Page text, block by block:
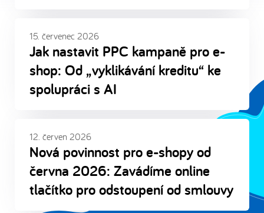
Jak nastavit PPC kampaně pro e-
shop: Od „vyklikávání kreditu“ ke
spolupráci s AI
15. červenec 2026
Nová povinnost pro e-shopy od
června 2026: Zavádíme online
tlačítko pro odstoupení od smlouvy
12. červen 2026